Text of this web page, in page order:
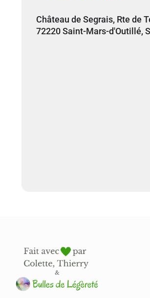
Château de Segrais, Rte de
72220 Saint-Mars-d'Outillé,